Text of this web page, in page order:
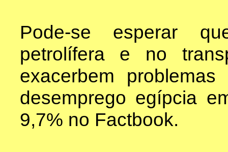
Pode-se esperar
petrolífera e no
exacerbem
desemprego egípcia
9,7% no Factbook.